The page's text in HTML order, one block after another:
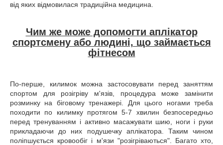
від яких відмовилася традиційна медицина.
Чим же може допомогти аплікатор
спортсмену або людині, що займається
фітнесом
По-перше, килимок можна застосовувати перед заняттям
спортом для розігріву м'язів, процедура може замінити
розминку на біговому тренажері. Для цього ногами треба
походити по килимку протягом 5-7 хвилин безпосередньо
перед тренуванням і активно масажувати шию, ноги і руки
прикладаючи до них подушечку аплікатора. Таким чином
поліпшується кровообіг і м'язи "розігріваються". Багато хто,